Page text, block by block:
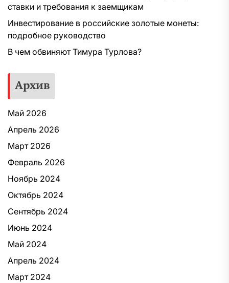
ставки и требования к заемщикам
Инвестирование в российские золотые монеты:
подробное руководство
В чем обвиняют Тимура Турлова?
Архив
Май 2026
Апрель 2026
Март 2026
Февраль 2026
Ноябрь 2024
Октябрь 2024
Сентябрь 2024
Июнь 2024
Май 2024
Апрель 2024
Март 2024